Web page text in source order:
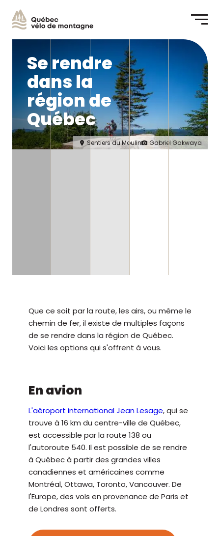
Sentiers du Moulin Gabriel Gakwaya
Se rendre
dans la
région de
Québec
Que ce soit par la route, les airs, ou même le
chemin de fer, il existe de multiples façons
de se rendre dans la région de Québec.
Voici les options qui s'offrent à vous.
En avion
L'aéroport international Jean Lesage, qui se
trouve à 16 km du centre-ville de Québec,
est accessible par la route 138 ou
l'autoroute 540. Il est possible de se rendre
à Québec à partir des grandes villes
canadiennes et américaines comme
Montréal, Ottawa, Toronto, Vancouver. De
l'Europe, des vols en provenance de Paris et
de Londres sont offerts.